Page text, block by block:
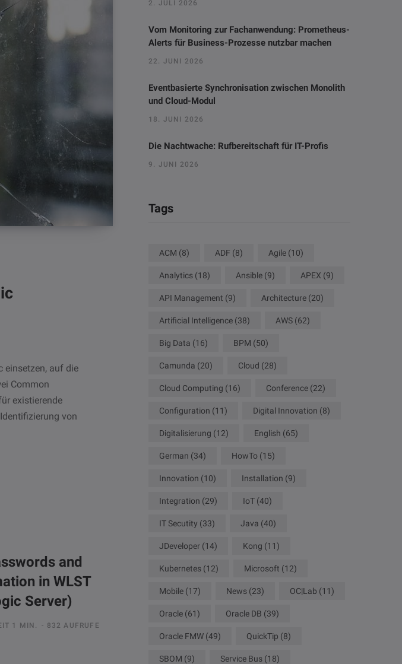
einsetzen, auf die
Common
existierende
von
and
in WLST
Server)
1 MIN. 832 AUFRUFE
2. JULI 2026
Vom Monitoring zur Fachanwendung: Prometheus-
Alerts für Business-Prozesse nutzbar machen
22. JUNI 2026
Eventbasierte Synchronisation zwischen Monolith
und Cloud-Modul
18. JUNI 2026
Die Nachtwache: Rufbereitschaft für IT-Profis
9. JUNI 2026
Tags
ACM (8) ADF (8) Agile (10)
Analytics (18) Ansible (9) APEX (9)
API Management (9) Architecture (20)
Artificial Intelligence (38) AWS (62)
Big Data (16) BPM (50)
Camunda (20) Cloud (28)
Cloud Computing (16) Conference (22)
Configuration (11) Digital Innovation (8)
Digitalisierung (12) English (65)
German (34) HowTo (15)
Innovation (10) Installation (9)
Integration (29) IoT (40)
IT Secutity (33) Java (40)
JDeveloper (14) Kong (11)
Kubernetes (12) Microsoft (12)
Mobile (17) News (23) OC|Lab (11)
Oracle (61) Oracle DB (39)
Oracle FMW (49) QuickTip (8)
SBOM (9) Service Bus (18)